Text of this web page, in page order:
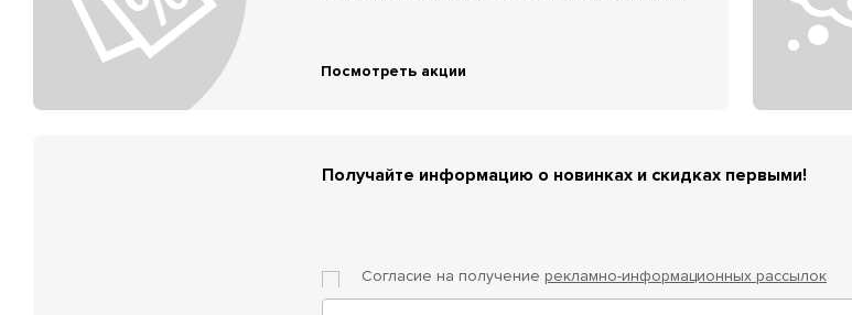
Посмотреть акции
Получайте информацию о новинках и скидках первыми!
Согласие на получение рекламно-информационных рассылок